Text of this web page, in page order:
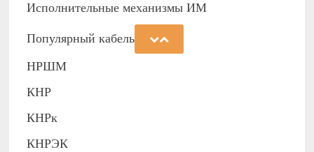
Исполнительные механизмы ИМ
Популярный кабель
НРШМ
КНР
КНРк
КНРЭК